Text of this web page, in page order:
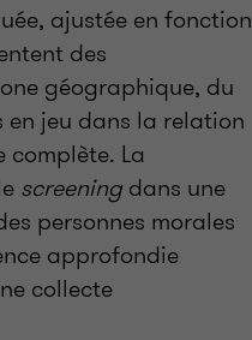
ajustée en fonction
des
géographique, du
en jeu dans la relation
complète. La
screeningdans une
personnes morales
approfondie
collecte